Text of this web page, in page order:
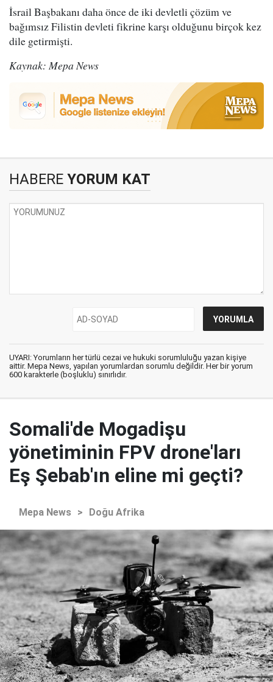
İsrail Başbakanı daha önce de iki devletli çözüm ve
bağımsız Filistin devleti fikrine karşı olduğunu birçok kez
dile getirmişti.
Kaynak: Mepa News
HABERE YORUM KAT
UYARI: Yorumların her türlü cezai ve hukuki sorumluluğu yazan kişiye
aittir. Mepa News, yapılan yorumlardan sorumlu değildir. Her bir yorum
600 karakterle (boşluklu) sınırlıdır.
Somali'de Mogadişu
yönetiminin FPV drone'ları
Eş Şebab'ın eline mi geçti?
Mepa News > Doğu Afrika